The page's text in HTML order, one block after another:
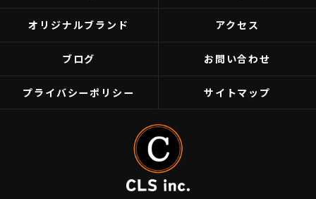
オリジナルブランド アクセス
ブログ お問い合わせ
プライバシーポリシー サイトマップ